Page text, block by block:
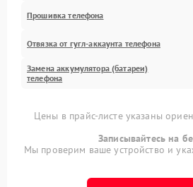
Прошивка телефона
Отвязка от гугл-аккаунта телефона
Замена аккумулятора (батареи)
телефона
Цены в прайс-листе указаны
Записывайтесь на
Мы проверим ваше устройство и